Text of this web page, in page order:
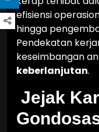
efisiensi
hingga
Pendekatan
keseimbangan
keberlanjutan.
Jejak